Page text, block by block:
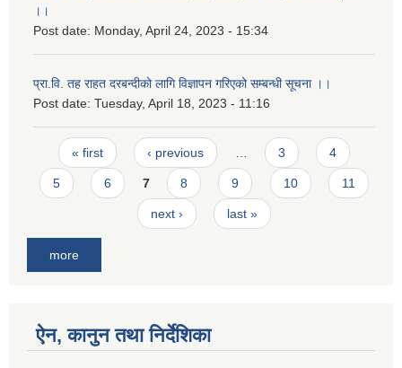
।।
Post date: Monday, April 24, 2023 - 15:34
प्रा.वि. तह राहत दरबन्दीको लागि विज्ञापन गरिएको सम्बन्धी सूचना ।।
Post date: Tuesday, April 18, 2023 - 11:16
Pages
« first ‹ previous 3 4
5 6 7 8 9 10 11
next › last »
more
ऐन, कानुन तथा निर्देशिका